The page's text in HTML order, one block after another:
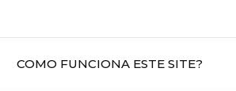
COMO FUNCIONA ESTE SITE?